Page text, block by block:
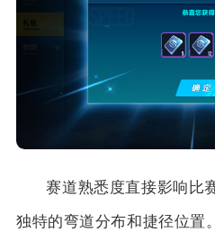
赛道熟悉度直接影响比
独特的弯道分布和捷径位置